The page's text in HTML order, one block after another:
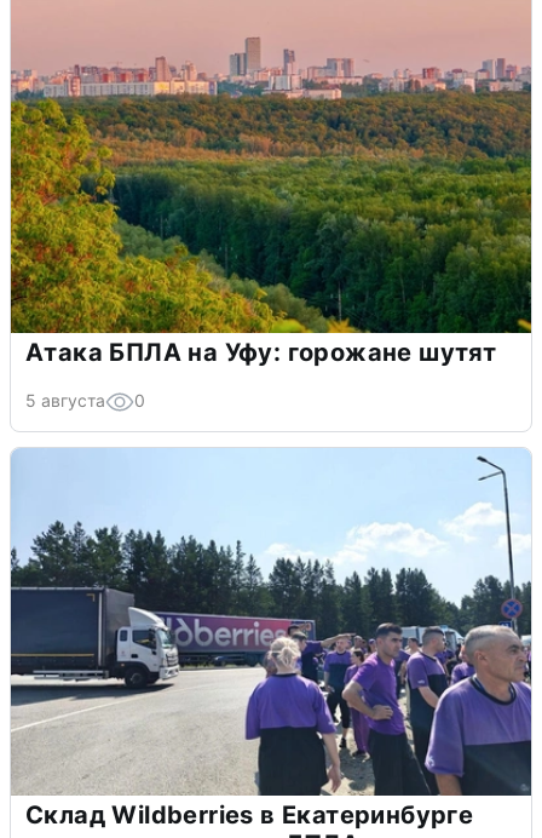
Атака БПЛА на Уфу: горожане шутят
5 августа 0
Склад Wildberries в Екатеринбурге